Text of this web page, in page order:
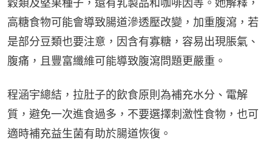
穀類及堅果種子，還有乳製品和咖啡因等。她解釋，
高糖食物可能會導致腸道滲透壓改變，加重腹瀉，若
是部分豆類也要注意，因含有寡糖，容易出現脹氣、
腹痛，且豐富纖維可能導致腹瀉問題更嚴重。
程涵宇總結，拉肚子的飲食原則為補充水分、電解
質，避免一次進食過多，不要選擇刺激性食物，也可
適時補充益生菌有助於腸道恢復。